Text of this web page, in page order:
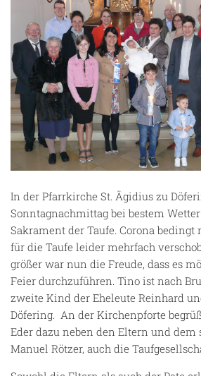
In der Pfarrkirche St. Ägidius zu
Sonntagnachmittag bei bestem
Sakrament der Taufe. Corona bedingt
für die Taufe leider mehrfach
größer war nun die Freude, dass es
Feier durchzuführen. Tino ist nach
zweite Kind der Eheleute Reinhard
Döfering. An der Kirchenpforte
Eder dazu neben den Eltern und dem
Manuel Rötzer, auch die